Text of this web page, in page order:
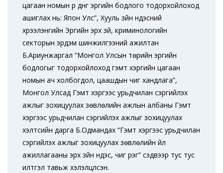
цагаан номын үр дүнг эрүүгийн бодлого тодорхойлоход
ашиглах нь: Япон Улс”, Хууль зүйн үндэсний
хүрээлэнгийн Эрүүгийн эрх зүй, криминологийн
секторын эрдэм шинжилгээний ажилтан
Б.Ариунжаргал “Монгол Улсын төрийн эрүүгийн
бодлогыг тодорхойлоход гэмт хэргийн цагаан
номын ач холбогдол, цаашдын чиг хандлага”,
Монгол Улсад Гэмт хэргээс урьдчилан сэргийлэх
ажлыг зохицуулах зөвлөлийн ажлын албаны Гэмт
хэргээс урьдчилан сэргийлэх ажлыг зохицуулах
хэлтсийн дарга Б.Одмандах “Гэмт хэргээс урьдчилан
сэргийлэх ажлыг зохицуулах зөвлөлийн үйл
ажиллагааны эрх зүйн үндэс, чиг үүрэг” сэдвээр тус тус
илтгэл тавьж хэлэлцүүлсэн.